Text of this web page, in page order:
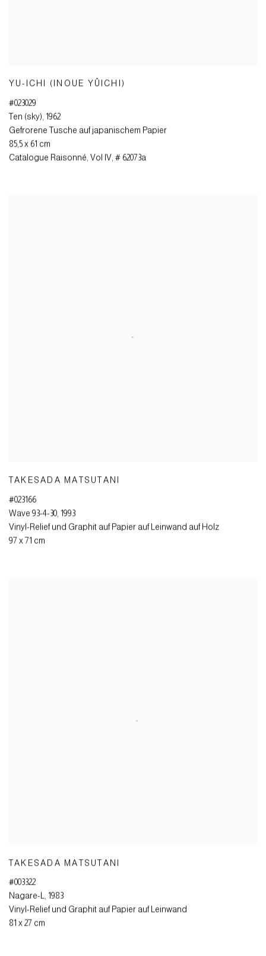
YU-ICHI (INOUE YÛICHI)
#023029
Ten (sky), 1962
Gefrorene Tusche auf japanischem Papier
85,5 x 61 cm
Catalogue Raisonné, Vol IV, # 62073a
TAKESADA MATSUTANI
#023166
Wave 93-4-30, 1993
Vinyl-Relief und Graphit auf Papier auf Leinwand auf Holz
97 x 71 cm
TAKESADA MATSUTANI
#003322
Nagare-L, 1983
Vinyl-Relief und Graphit auf Papier auf Leinwand
81 x 27 cm